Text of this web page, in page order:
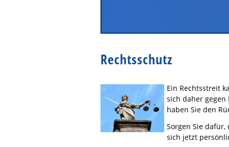
Rechtsschutz
Ein Rechtsstreit
sich daher gegen
haben Sie den
Sorgen Sie dafür,
sich jetzt